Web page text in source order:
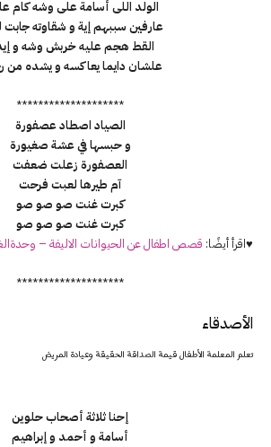
الولد اللى أسامة على وشه كام
عارفين سببهم إية و شقاوته جابت
القط هجم عليه خربش وشه و
علشان دايما يعاكسه و يشده من
********************
الصياد اصطاد عصفورة
و حبسها في عشة صغيورة
العصفورة زعلت ضعفت
آم طيرها لعبت فرحت
كبرت غنت صو صو صو
كبرت غنت صو صو صو
♥اقرأ أيضًا: قصص اطفال عن الحيوانات الاليفة –
********************
الأصدقاء
تعلم المعلمة الأطفال قيمة الصداقة الحقيقة وعيادة المريض
إحنا ثلاثة أصحاب حلوين
أسامة و أحمد و إبراهيم